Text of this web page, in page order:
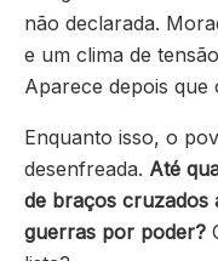
não declarada.
e um clima de
Aparece depois que
Enquanto isso, o
desenfreada. Até
de braços cruzados
guerras por poder?